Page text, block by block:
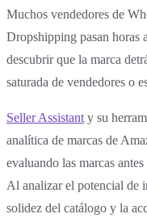
Muchos vendedores de
Dropshipping pasan horas
descubrir que la marca
saturada de vendedores o
Seller Assistant y su
analítica de marcas de
evaluando las marcas
Al analizar el potencial de
solidez del catálogo y la